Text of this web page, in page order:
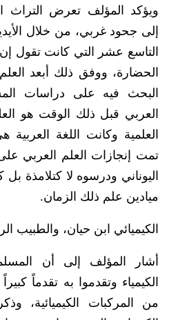
ويؤكد المؤلف تعرض التراث
إلى جحود غربي، من خلال
التاسع عشر التي كانت
الحضارة، ووفق ذلك أبعد
البحث فيه على دراسات
العربي قبل ذلك الوقت هو
العلمية وكانت اللغة
تمت إنجازات العلم العربي
اليوناني ودرسوه لا كتلامذة بل
ميادين علم ذلك الزمان.
الكيميائي ابن حيان، والطبيب
أشار المؤلف إلى أن
الكيمياء وتقدموا به تقدماً
من المركبات الكيميائية،